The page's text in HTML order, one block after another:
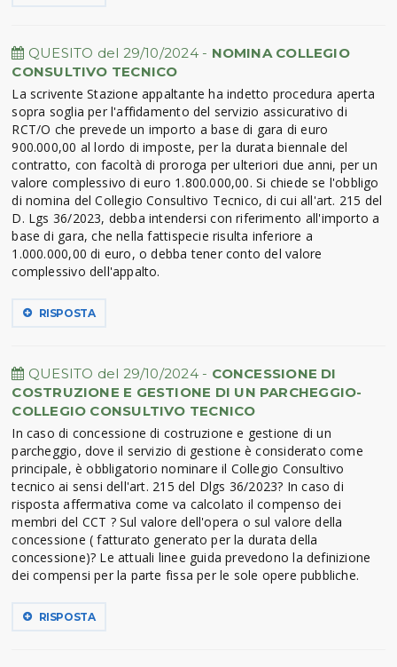
QUESITO del 29/10/2024 - NOMINA COLLEGIO
CONSULTIVO TECNICO
La scrivente Stazione appaltante ha indetto procedura aperta
sopra soglia per l'affidamento del servizio assicurativo di
RCT/O che prevede un importo a base di gara di euro
900.000,00 al lordo di imposte, per la durata biennale del
contratto, con facoltà di proroga per ulteriori due anni, per un
valore complessivo di euro 1.800.000,00. Si chiede se l'obbligo
di nomina del Collegio Consultivo Tecnico, di cui all'art. 215 del
D. Lgs 36/2023, debba intendersi con riferimento all'importo a
base di gara, che nella fattispecie risulta inferiore a
1.000.000,00 di euro, o debba tener conto del valore
complessivo dell'appalto.
RISPOSTA
QUESITO del 29/10/2024 - CONCESSIONE DI
COSTRUZIONE E GESTIONE DI UN PARCHEGGIO-
COLLEGIO CONSULTIVO TECNICO
In caso di concessione di costruzione e gestione di un
parcheggio, dove il servizio di gestione è considerato come
principale, è obbligatorio nominare il Collegio Consultivo
tecnico ai sensi dell'art. 215 del Dlgs 36/2023? In caso di
risposta affermativa come va calcolato il compenso dei
membri del CCT ? Sul valore dell'opera o sul valore della
concessione ( fatturato generato per la durata della
concessione)? Le attuali linee guida prevedono la definizione
dei compensi per la parte fissa per le sole opere pubbliche.
RISPOSTA